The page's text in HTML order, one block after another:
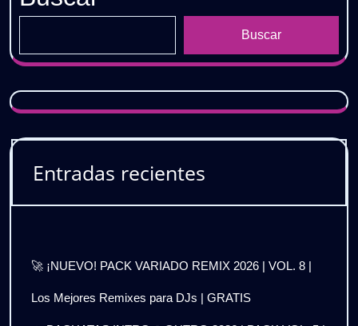
Buscar
Entradas recientes
🚀 ¡NUEVO! PACK VARIADO REMIX 2026 | VOL. 8 |
Los Mejores Remixes para DJs | GRATIS